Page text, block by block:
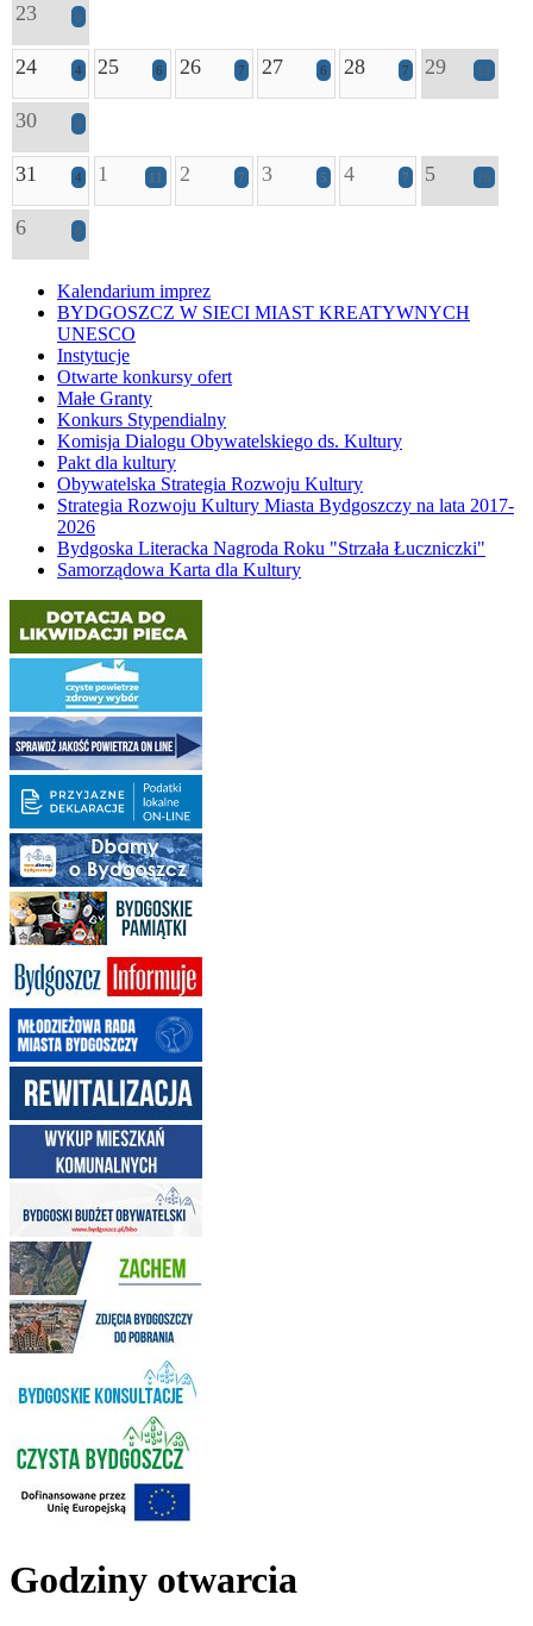
23 9
24 4 25 6 26 7 27 6 28 7 29 15
30 9
31 4 1 11 2 7 3 5 4 7 5 16
6 8
Kalendarium imprez
BYDGOSZCZ W SIECI MIAST KREATYWNYCH
UNESCO
Instytucje
Otwarte konkursy ofert
Małe Granty
Konkurs Stypendialny
Komisja Dialogu Obywatelskiego ds. Kultury
Pakt dla kultury
Obywatelska Strategia Rozwoju Kultury
Strategia Rozwoju Kultury Miasta Bydgoszczy na lata 2017-
2026
Bydgoska Literacka Nagroda Roku "Strzała Łuczniczki"
Samorządowa Karta dla Kultury
Godziny otwarcia